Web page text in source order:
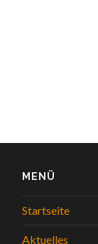
MENÜ
Startseite
Aktuelles